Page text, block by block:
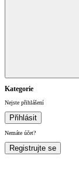
Kategorie
Nejste přihlášení
Přihlásit
Nemáte účet?
Registrujte se